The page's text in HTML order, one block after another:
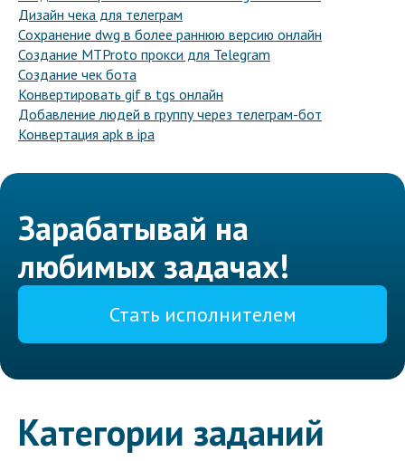
Дизайн чека для телеграм
Сохранение dwg в более раннюю версию онлайн
Создание MTProto прокси для Telegram
Создание чек бота
Конвертировать gif в tgs онлайн
Добавление людей в группу через телеграм-бот
Конвертация apk в ipa
Зарабатывай на
любимых задачах!
Стать исполнителем
Категории заданий